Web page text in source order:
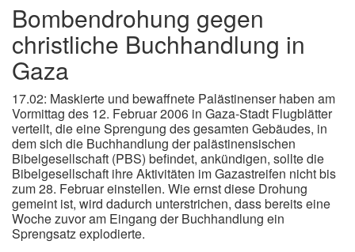
Bombendrohung gegen
christliche Buchhandlung in
Gaza
17.02: Maskierte und bewaffnete Palästinenser haben am
Vormittag des 12. Februar 2006 in Gaza-Stadt Flugblätter
verteilt, die eine Sprengung des gesamten Gebäudes, in
dem sich die Buchhandlung der palästinensischen
Bibelgesellschaft (PBS) befindet, ankündigen, sollte die
Bibelgesellschaft ihre Aktivitäten im Gazastreifen nicht bis
zum 28. Februar einstellen. Wie ernst diese Drohung
gemeint ist, wird dadurch unterstrichen, dass bereits eine
Woche zuvor am Eingang der Buchhandlung ein
Sprengsatz explodierte.